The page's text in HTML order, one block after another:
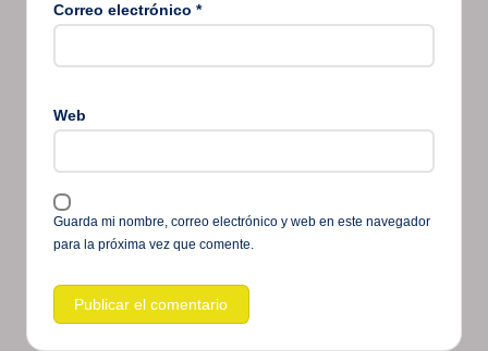
Correo electrónico *
Web
Guarda mi nombre, correo electrónico y web en este navegador
para la próxima vez que comente.